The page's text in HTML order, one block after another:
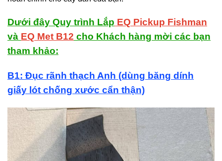
Dưới đây Quy trình Lắp EQ Pickup Fishman
và EQ Met B12 cho Khách hàng mời các bạn
tham khảo:
B1: Đục rãnh thạch Anh (dùng băng dính
giấy lót chống xước cẩn thận)